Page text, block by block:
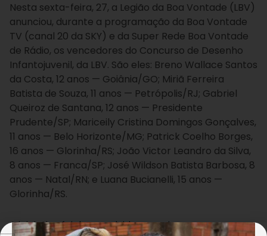
Nesta sexta-feira, 27, a Legião da Boa Vontade (LBV)
anunciou, durante a programação da Boa Vontade
TV (canal 20 da SKY) e da Super Rede Boa Vontade
de Rádio, os vencedores do Concurso de Desenho
Infantojuvenil, da LBV. São eles: Breno Wallace Santos
da Costa, 12 anos — Goiânia/GO; Miriã Ferreira
Batista de Souza, 11 anos — Petrópolis/RJ; Gabriel
Queiroz de Santana, 12 anos — Presidente
Prudente/SP; Mariceily Cristina Domingos Gonçalves,
11 anos — Belo Horizonte/MG; Patrick Coelho Borges,
16 anos — Glorinha/RS; João Victor Leandro da Silva,
8 anos — Franca/SP; José Wildson Batista Barbosa, 8
anos — Natal/RN; e Luana Bucianelli, 15 anos —
Glorinha/RS.
A iniciativa foi desenvolvida por crianças e